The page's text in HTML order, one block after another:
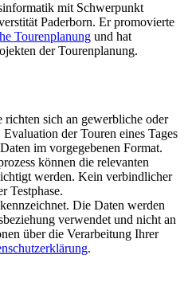
mit Schwerpunkt
Paderborn. Er promovierte
Tourenplanung und hat
der Tourenplanung.
richten sich an gewerbliche oder
der Touren eines Tages
im vorgegebenen Format.
können die relevanten
werden. Kein verbindlicher
Testphase.
Die Daten werden
verwendet und nicht an
über die Verarbeitung Ihrer
.